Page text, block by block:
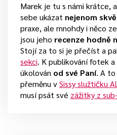
Marek je tu s námi krátce,
sebe ukázat nejenom
praxe, ale mnohdy i něco
jsou jeho recenze hodně
Stojí za to si je přečíst a
sekci. K publikování fotek
úkolován od své Paní. A to
přeměnu vSissy služtičku
musí psát své zážitky z